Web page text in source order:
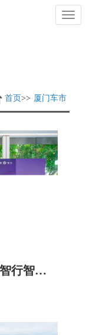
切
换
首页 厦门车市
鸿图新启 智驭未来|鸿蒙智行智界用户中心·厦门南海三路 盛大启幕